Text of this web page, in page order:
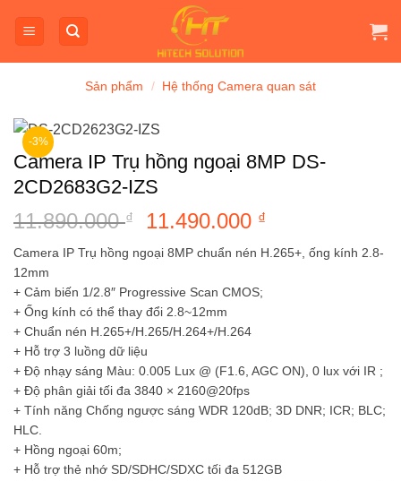
qua
Sản phẩm / Hệ thống Camera quan sát
-3%
Camera IP Trụ hồng ngoại 8MP DS-
2CD2683G2-IZS
11.890.000₫
Giá
gốc
là:
11.890.000 ₫.
11.490.000 ₫
hiện
tại
Camera IP Trụ hồng ngoại 8MP chuẩn nén H.265+, ống kính 2.8-
12mm
+ Cảm biến 1/2.8″ Progressive Scan CMOS;
+ Ống kính có thể thay đổi 2.8~12mm
+ Chuẩn nén H.265+/H.265/H.264+/H.264
+ Hỗ trợ 3 luồng dữ liệu
+ Độ nhạy sáng Màu: 0.005 Lux @ (F1.6, AGC ON), 0 lux với IR ;
+ Độ phân giải tối đa 3840 × 2160@20fps
+ Tính năng Chống ngược sáng WDR 120dB; 3D DNR; ICR; BLC;
HLC.
+ Hồng ngoại 60m;
+ Hỗ trợ thẻ nhớ SD/SDHC/SDXC tối đa 512GB